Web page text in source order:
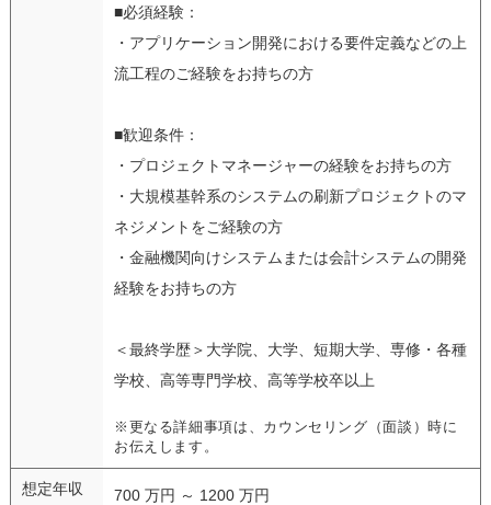
■必須経験：
・アプリケーション開発における要件定義などの上
流工程のご経験をお持ちの方
■歓迎条件：
・プロジェクトマネージャーの経験をお持ちの方
・大規模基幹系のシステムの刷新プロジェクトのマ
ネジメントをご経験の方
・金融機関向けシステムまたは会計システムの開発
経験をお持ちの方
＜最終学歴＞大学院、大学、短期大学、専修・各種
学校、高等専門学校、高等学校卒以上
※更なる詳細事項は、カウンセリング（面談）時に
お伝えします。
想定年収 700 万円 ～ 1200 万円